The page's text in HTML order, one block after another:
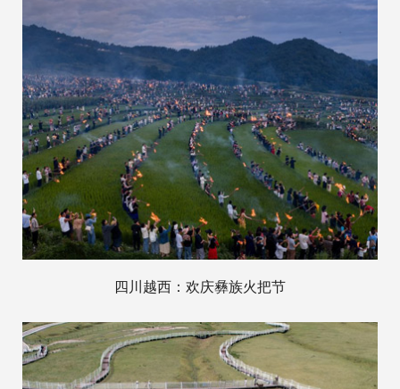
四川越西：欢庆彝族火把节